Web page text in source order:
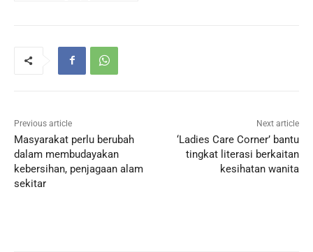
Previous article
Masyarakat perlu berubah
dalam membudayakan
kebersihan, penjagaan alam
sekitar
Next article
‘Ladies Care Corner’ bantu
tingkat literasi berkaitan
kesihatan wanita